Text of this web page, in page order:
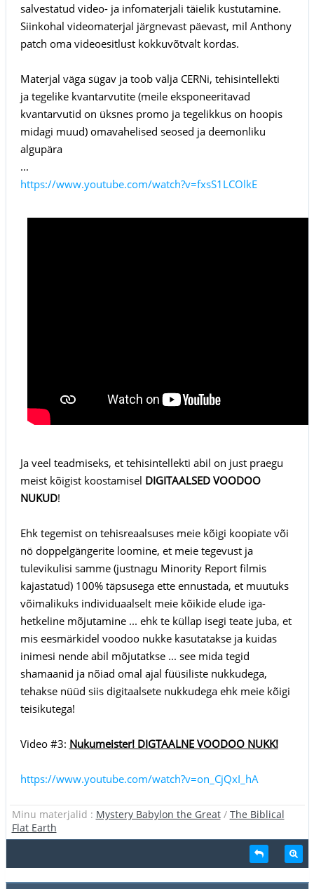
salvestatud video- ja infomaterjali täielik kustutamine.
Siinkohal videomaterjal järgnevast päevast, mil Anthony
patch oma videoesitlust kokkuvõtvalt kordas.
Materjal väga sügav ja toob välja CERNi, tehisintellekti
ja tegelike kvantarvutite (meile eksponeeritavad
kvantarvutid on üksnes promo ja tegelikkus on hoopis
midagi muud) omavahelised seosed ja deemonliku
algupära
...
https://www.youtube.com/watch?v=fxsS1LCOlkE
Ja veel teadmiseks, et tehisintellekti abil on just praegu
meist kõigist koostamisel DIGITAALSED VOODOO
NUKUD!
Ehk tegemist on tehisreaalsuses meie kõigi koopiate või
nö doppelgängerite loomine, et meie tegevust ja
tulevikulisi samme (justnagu Minority Report filmis
kajastatud) 100% täpsusega ette ennustada, et muutuks
võimalikuks individuaalselt meie kõikide elude iga-
hetkeline mõjutamine ... ehk te küllap isegi teate juba, et
mis eesmärkidel voodoo nukke kasutatakse ja kuidas
inimesi nende abil mõjutatkse ... see mida tegid
shamaanid ja nõiad omal ajal füüsiliste nukkudega,
tehakse nüüd siis digitaalsete nukkudega ehk meie kõigi
teisikutega!
Video #3: Nukumeister! DIGTAALNE VOODOO NUKK!
https://www.youtube.com/watch?v=on_CjQxI_hA
Minu materjalid : Mystery Babylon the Great/ The Biblical
Flat Earth